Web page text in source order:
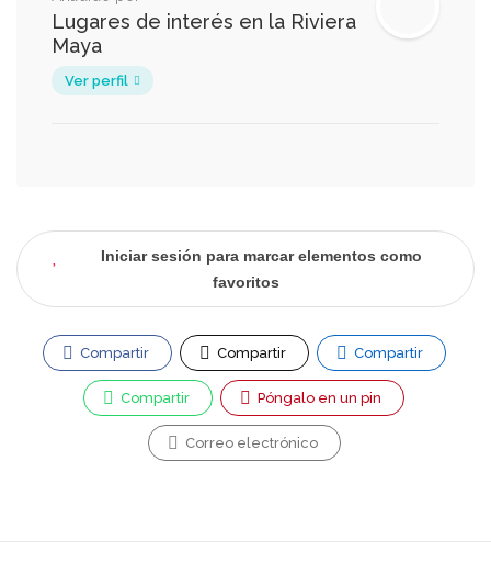
Lugares de interés en la Riviera
Maya
Ver perfil
Iniciar sesión para marcar elementos como
favoritos
Compartir Compartir Compartir
Compartir Póngalo en un pin
Correo electrónico